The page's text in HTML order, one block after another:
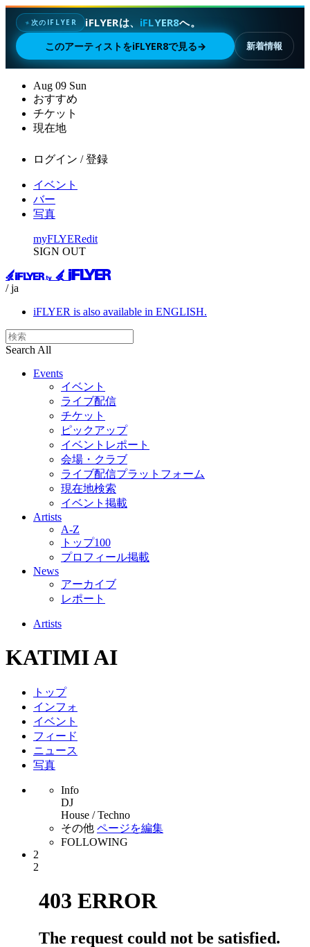
✦ 次のIFLYER iFLYERは、 iFLYER8へ。
このアーティストをiFLYER8で見る→ 新着情報
Aug 09 Sun
おすすめ
チケット
現在地
ログイン / 登録
イベント
バー
写真
myFLYERedit
SIGN OUT
/ ja
iFLYER is also available in ENGLISH.
Search All
Events
イベント
ライブ配信
チケット
ピックアップ
イベントレポート
会場・クラブ
ライブ配信プラットフォーム
現在地検索
イベント掲載
Artists
A-Z
トップ100
プロフィール掲載
News
アーカイブ
レポート
Artists
KATIMI AI
トップ
インフォ
イベント
フィード
ニュース
写真
Info
DJ
House / Techno
その他 ページを編集
FOLLOWING
2
2